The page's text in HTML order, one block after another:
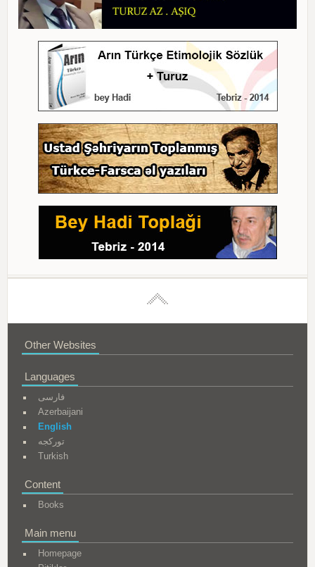
Other Websites
Languages
فارسی
Azerbaijani
English
تورکجه
Turkish
Content
Books
Main menu
Homepage